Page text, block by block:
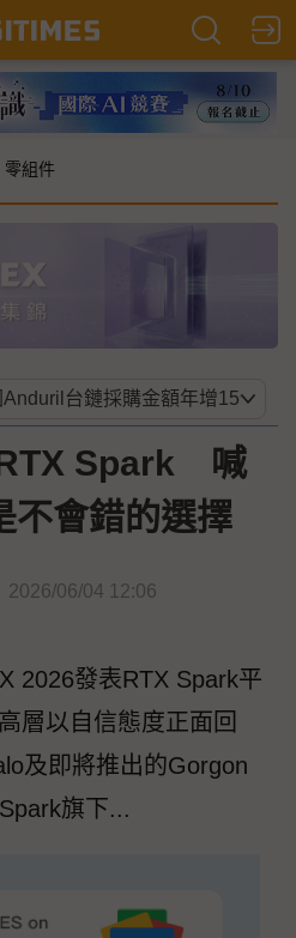
零組件
Spark 喊
會錯的選擇
2026/06/04 12:06
2026發表RTX Spark平
層以自信態度正面回
及即將推出的Gorgon
旗下...